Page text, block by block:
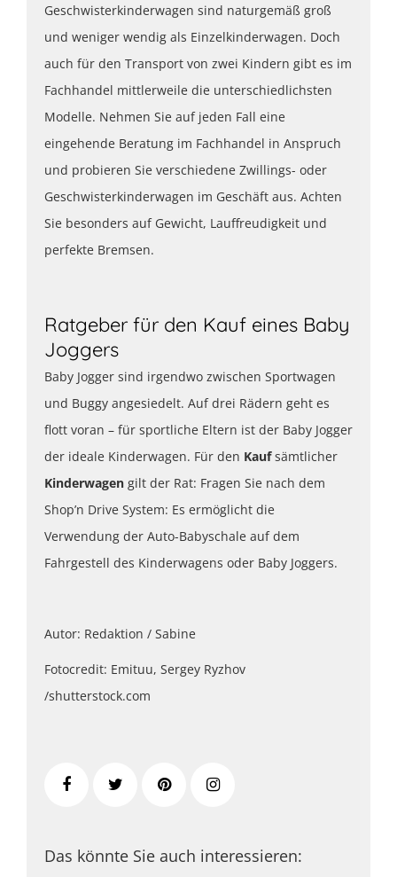
Geschwisterkinderwagen sind naturgemäß groß
und weniger wendig als Einzelkinderwagen. Doch
auch für den Transport von zwei Kindern gibt es im
Fachhandel mittlerweile die unterschiedlichsten
Modelle. Nehmen Sie auf jeden Fall eine
eingehende Beratung im Fachhandel in Anspruch
und probieren Sie verschiedene Zwillings- oder
Geschwisterkinderwagen im Geschäft aus. Achten
Sie besonders auf Gewicht, Lauffreudigkeit und
perfekte Bremsen.
Ratgeber für den Kauf eines Baby
Joggers
Baby Jogger sind irgendwo zwischen Sportwagen
und Buggy angesiedelt. Auf drei Rädern geht es
flott voran – für sportliche Eltern ist der Baby Jogger
der ideale Kinderwagen. Für den Kaufsämtlicher
Kinderwagen gilt der Rat: Fragen Sie nach dem
Shop’n Drive System: Es ermöglicht die
Verwendung der Auto-Babyschale auf dem
Fahrgestell des Kinderwagens oder Baby Joggers.
Autor: Redaktion / Sabine
Fotocredit: Emituu, Sergey Ryzhov
/shutterstock.com
Das könnte Sie auch interessieren: